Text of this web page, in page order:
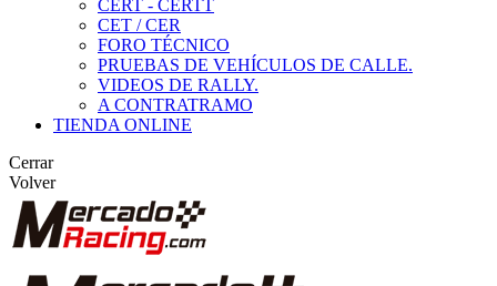
CERT - CERTT
CET / CER
FORO TÉCNICO
PRUEBAS DE VEHÍCULOS DE CALLE.
VIDEOS DE RALLY.
A CONTRATRAMO
TIENDA ONLINE
Cerrar
Volver